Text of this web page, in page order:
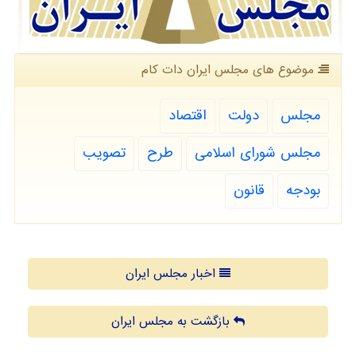
موضوع های مجلس ایران دات كام
مجلس دولت
اقتصاد
مجلس شورای اسلامی
طرح
تصویب
بودجه
قانون
اخبار مجلس ایران
بازگشت به مجلس ایران